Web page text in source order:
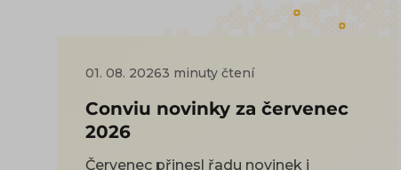
01. 08. 20263 minuty čtení
Conviu novinky za červenec
2026
Červenec přinesl řadu novinek i